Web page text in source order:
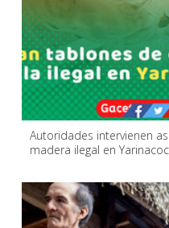
Autoridades intervienen
madera ilegal en